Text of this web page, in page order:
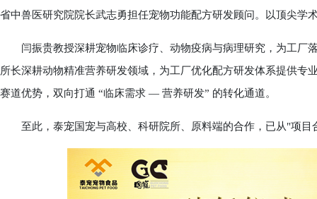
省中兽医研究院院长武志勇担任宠物功能配方研发顾问。以顶尖学
闫振贵教授深耕宠物临床诊疗、动物疫病与病理研究，为工厂
所长深耕动物精准营养研发领域，为工厂优化配方研发体系提供
赛道优势，双向打通 “临床需求 — 营养研发” 的转化通道。
至此，泰宠国宠与高校、科研院所、原料端的合作，已从"项目